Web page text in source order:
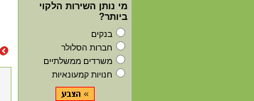
מי נותן השירות הלקוי
ביותר?
בנקים
חברות הסלולר
משרדים ממשלתיים
חנויות קמעונאיות